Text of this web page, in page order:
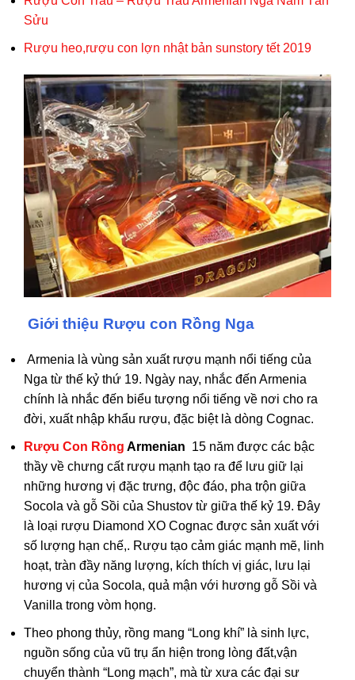
Sửu
Rượu heo,rượu con lợn nhật bản sunstory tết 2019
Giới thiệu Rượu con Rồng Nga
Armenia là vùng sản xuất rượu mạnh nổi tiếng của
Nga từ thế kỷ thứ 19. Ngày nay, nhắc đến Armenia
chính là nhắc đến biểu tượng nổi tiếng về nơi cho ra
đời, xuất nhập khẩu rượu, đặc biệt là dòng Cognac.
Rượu Con Rồng Armenian 15 năm được các bậc
thầy về chưng cất rượu mạnh tạo ra để lưu giữ lại
những hương vị đặc trưng, độc đáo, pha trộn giữa
Socola và gỗ Sồi của Shustov từ giữa thế kỷ 19. Đây
là loại rượu Diamond XO Cognac được sản xuất với
số lượng hạn chế,. Rượu tạo cảm giác mạnh mẽ, linh
hoạt, tràn đầy năng lượng, kích thích vị giác, lưu lại
hương vị của Socola, quả mận với hương gỗ Sồi và
Vanilla trong vòm họng.
Theo phong thủy, rồng mang “Long khí” là sinh lực,
nguồn sống của vũ trụ ẩn hiện trong lòng đất,vận
chuyển thành “Long mạch”, mà từ xưa các đại sư